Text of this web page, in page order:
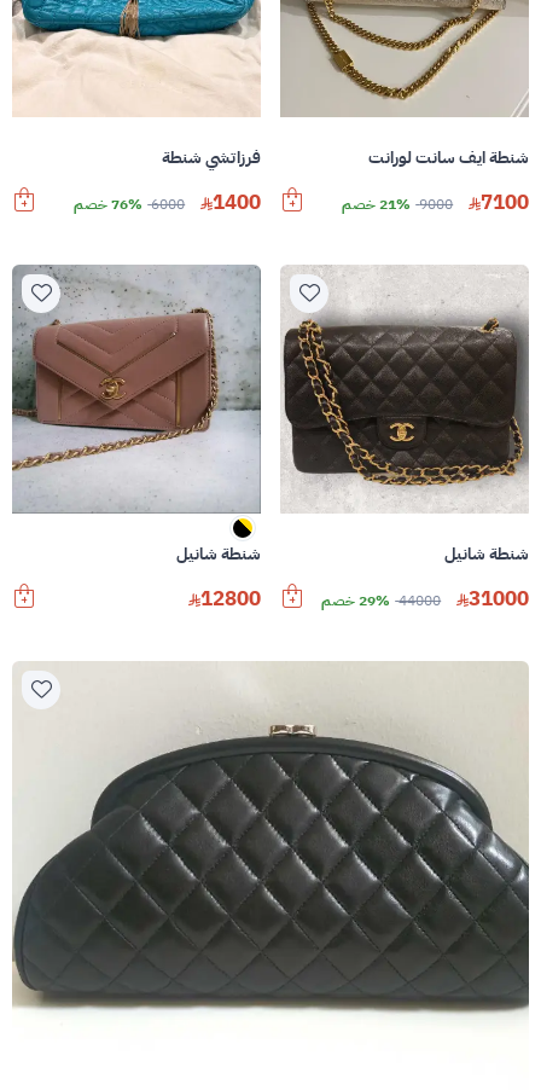
شنطة ايف سانت لورانت
7100
9000 21% خصم
فرزاتشي شنطة
1400
6000 76% خصم
شنطة شانيل
31000
44000 29% خصم
شنطة شانيل
12800